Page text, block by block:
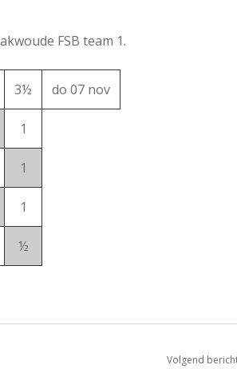
FSB team 1.
3½ do 07 nov
1
1
1
½
Volgend